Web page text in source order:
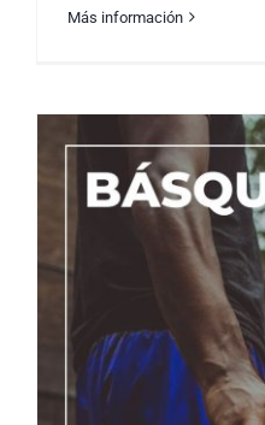
La Importancia
Más información